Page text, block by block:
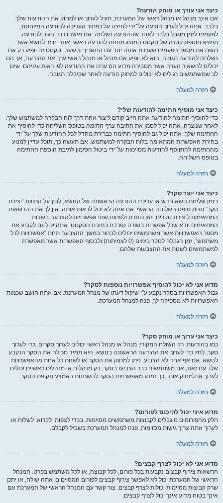
כיצד אני עורך או מוחק הודעה?
אם אינך מנהל או מנהל ראשי של המערכת, תוכל לערוך או למחוק את ההודעות שלך
בלבד. אתה יכול לערוך הודעה על־ידי לחיצה על כפתור העריכה להודעה המיוחסת,
לפעמים לזמן מוגבל בלבד לאחר שההודעה נשלחה. אם מישהו כבר הגיב להודעה,
תמצא תוספת קטנה של טקסט המוצג מתחת להודעה כאשר אתה חוזר לנושא אשר
רושם את מספר הפעמים שערכת אותה יחד עם התאריך והשעה. טקסט זה יופיע רק אם
נשלחה להודעה תגובה. הוא לא יופיע אם מנהל או מנהל ראשי ערך את ההודעה, אך הם
יכולים להשאיר הערה אשר מסבירה מדוע הם ערכו את ההודעה לפי ראות עיניהם. שים
לב שמשתמשים רגילים לא יכולים למחוק הודעה לאחר שקיבלה תגובה.
חזרה למעלה
כיצד אני מוסיף חתימה להודעות שלי?
כדי להוסיף חתימה להודעה אתה חייב קודם ליצור אחת דרך לוח הבקרה למשתמש שלך.
לאחר שנוצרה, אתה יכול לסמן את התיבה צרף חתימה בטופס השליחה כדי להוסיף את
החתימה שלך. אתה יכול גם להוסיף חתימה כברירת מחדל לכל ההודעות שלך על־ידי
בחירת האפשרות המתאימה בלוח הבקרה למשתמש. אם תעשה כך, תוכל עדיין למנוע
מהחתימה להתווסף להודעות מסוימות על־ידי ביטול הסימון לתיבת הוספת החתימה
בטופס השליחה.
חזרה למעלה
כיצד אני יוצר סקר?
בזמן שליחת נושא חדש או עריכת ההודעה הראשונה של הנושא, לחץ על התווית “יצירת
סקר” תחת טופס השליחה הראשי. אם אתה לא יכול לראות אותה, אין לך את ההרשאות
המתאימות ליצירת סקרים. הזן כותרת ולפחות שתי אפשרויות להצבעה בשדות
המתאימים וודא שכל אפשרות בשורה נפרדת בתיבת הטקסט. אתה יכול גם לקבוע את
מספר האפשרויות אשר משתמשים יכולים לבחור במשך ההצבעה תחת “אפשרויות לכל
משתמש”, זמן הגבלה לסקר בימים (0 לצמיתות) ולבסוף האפשרות אשר מאפשרת
למשתמשים לשנות את ההצבעות שלהם.
חזרה למעלה
מדוע אני לא יכול להוסיף אפשרויות נוספות לסקר?
גבול האפשרויות בסקר נקבע ע"י שיקול דעתו של מנהל המערכת. אם אתה חושב שכמות
האפשרויות לא מספיקה לך, פנה למנהל המערכת.
חזרה למעלה
כיצד אני ערוך או מוחק סקר?
כמו בהודעות, רק השולח המקורי, מנהל או מנהל ראשי יכולים לערוך סקרים. כדי לערוך
סקר, לחץ כדי לערוך את ההודעה הראשונה בנושא. היא תמיד מכילה את הסקר הנקבע
לנושא. אם אף אחד לא הצביע, ניתן למחוק את הסקר או לשנות כל אחת מהאפשרויות
שלו. עם זאת, אם משתמשים כבר הצביעו בסקר, רק מנהלים או מנהלים ראשיים יכולים
לערוך או למחוק אותו. כך נמנע מאפשרויות הסקר להשתנות באמצע תקופת הסקר.
חזרה למעלה
מדוע איני יכול להיכנס לפורום?
חלק מהפורומים מוגבלים לקבוצות משתמשים מסוימות. בכדי לצפות, לקרוא, לשלוח או
לערוך אתה צריך גישות מסוימות, פנה למנהל המערכת בשביל לקבלם.
חזרה למעלה
מדוע אני לא יכול לצרף קבצים?
הרשאות צירוף קבצים נקבעות בכל פורום, לכל קבוצה, או לכל משתמש בפרט. המנהל
הראשי של המערכת יכול לא לאפשר צירוף קבצים לפורום המסוים בו אתה שולח, או יתכן
שרק קבוצות מסוימות יכולות לצרף קבצים. צור קשר עם המנהל הראשי של המערכת אם
אינך בטוח מדוע אינך יכול לצרף קבצים.